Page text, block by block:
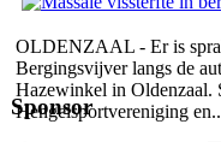
OLDENZAAL - Er is
Bergingsvijver langs de
Hazewinkel in Oldenzaal.
Hengelsportvereniging
Sponsor